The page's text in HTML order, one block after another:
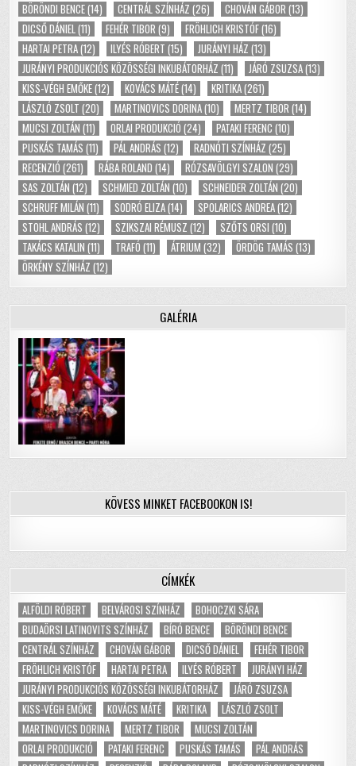
BÖRÖNDI BENCE(14) CENTRÁL SZÍNHÁZ (26) CHOVÁN GÁBOR (13)
DICSŐ DÁNIEL(11) FEHÉR TIBOR (9) FRÖHLICH KRISTÓF(16)
HARTAI PETRA(12) ILYÉS RÓBERT (15) JURÁNYI HÁZ (13)
JURÁNYI PRODUKCIÓS KÖZÖSSÉGI INKUBÁTORHÁZ (11) JÁRÓ ZSUZSA(13)
KISS-VÉGH EMŐKE(12) KOVÁCS MÁTÉ(14) KRITIKA(261)
LÁSZLÓ ZSOLT (20) MARTINOVICS DORINA(10) MERTZ TIBOR (14)
MUCSI ZOLTÁN (11) ORLAI PRODUKCIÓ (24) PATAKI FERENC (10)
PUSKÁS TAMÁS (11) PÁL ANDRÁS (12) RADNÓTI SZÍNHÁZ (25)
RECENZIÓ (261) RÁBA ROLAND (14) RÓZSAVÖLGYI SZALON (29)
SAS ZOLTÁN (12) SCHMIED ZOLTÁN (10) SCHNEIDER ZOLTÁN (20)
SCHRUFF MILÁN (11) SODRÓ ELIZA(14) SPOLARICS ANDREA(12)
STOHL ANDRÁS (12) SZIKSZAI RÉMUSZ (12) SZŐTS ORSI (10)
TAKÁCS KATALIN (11) TRAFÓ (11) ÁTRIUM (32) ÖRDÖG TAMÁS (13)
ÖRKÉNY SZÍNHÁZ (12)
GALÉRIA
KÖVESS MINKET FACEBOOKON IS!
CÍMKÉK
ALFÖLDI RÓBERT BELVÁROSI SZÍNHÁZ
BOHOCZKI SÁRA
BUDAÖRSI LATINOVITS SZÍNHÁZ
BÍRÓ BENCE
BÖRÖNDI BENCE
CENTRÁL SZÍNHÁZ
CHOVÁN GÁBOR DICSŐ DÁNIEL
FEHÉR TIBOR
FRÖHLICH KRISTÓF
HARTAI PETRA ILYÉS RÓBERT
JURÁNYI HÁZ
JURÁNYI PRODUKCIÓS KÖZÖSSÉGI INKUBÁTORHÁZ
JÁRÓ ZSUZSA
KISS-VÉGH EMŐKE
KOVÁCS MÁTÉ KRITIKA
LÁSZLÓ ZSOLT
MARTINOVICS DORINA
MERTZ TIBOR
MUCSI ZOLTÁN
ORLAI PRODUKCIÓ
PATAKI FERENC PUSKÁS TAMÁS
PÁL ANDRÁS